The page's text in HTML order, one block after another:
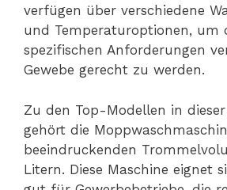
verfügen über verschiedene
und Temperaturoptionen, um
spezifischen Anforderungen
Gewebe gerecht zu werden.
Zu den Top-Modellen in
gehört die
beeindruckenden
Litern. Diese Maschine eignet